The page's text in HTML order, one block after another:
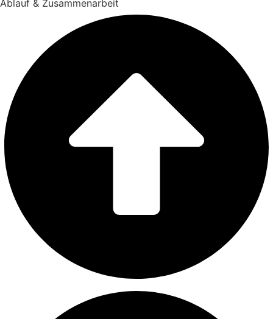
Ablauf & Zusammenarbeit